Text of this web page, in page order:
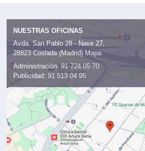
NUESTRAS OFICINAS
Avda. San Pablo 28 - Nave 27,
28823 Coslada (Madrid)
Mapa
Administración:91 724 05 70
Publicidad: